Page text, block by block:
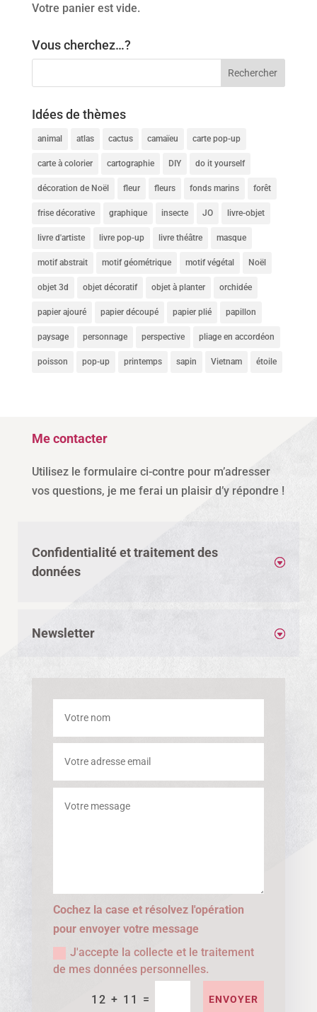
Votre panier est vide.
Vous cherchez…?
Idées de thèmes
animal atlas cactus camaïeu carte pop-up
carte à colorier cartographie DIY do it yourself
décoration de Noël fleur fleurs fonds marins forêt
frise décorative graphique insecte JO livre-objet
livre d'artiste livre pop-up livre théâtre masque
motif abstrait motif géométrique motif végétal Noël
objet 3d objet décoratif objet à planter orchidée
papier ajouré papier découpé papier plié papillon
paysage personnage perspective pliage en accordéon
poisson pop-up printemps sapin Vietnam étoile
Me contacter
Utilisez le formulaire ci-contre pour m’adresser
vos questions, je me ferai un plaisir d’y répondre !
Confidentialité et traitement des
données
Newsletter
Cochez la case et résolvez l'opération
pour envoyer votre message
J'accepte la collecte et le traitement
de mes données personnelles.
12 + 11 = ENVOYER